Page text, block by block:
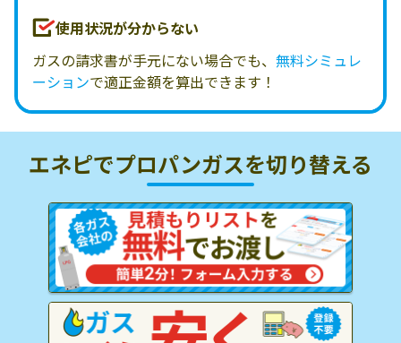
使用状況が分からない
ガスの請求書が手元にない場合でも、 無料シミュレ
ーションで適正金額を算出できます！
エネピでプロパンガスを切り替える